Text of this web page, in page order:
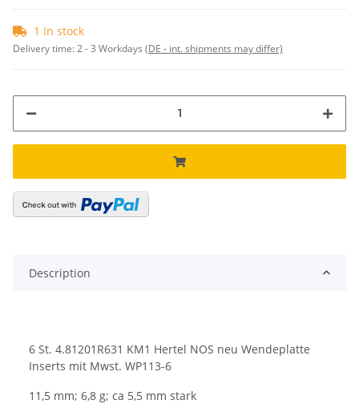
1 In stock
Delivery time:2 - 3 Workdays (DE - int. shipments may differ)
Description
6 St. 4.81201R631 KM1 Hertel NOS neu Wendeplatte
Inserts mit Mwst. WP113-6
11,5 mm; 6,8 g; ca 5,5 mm stark